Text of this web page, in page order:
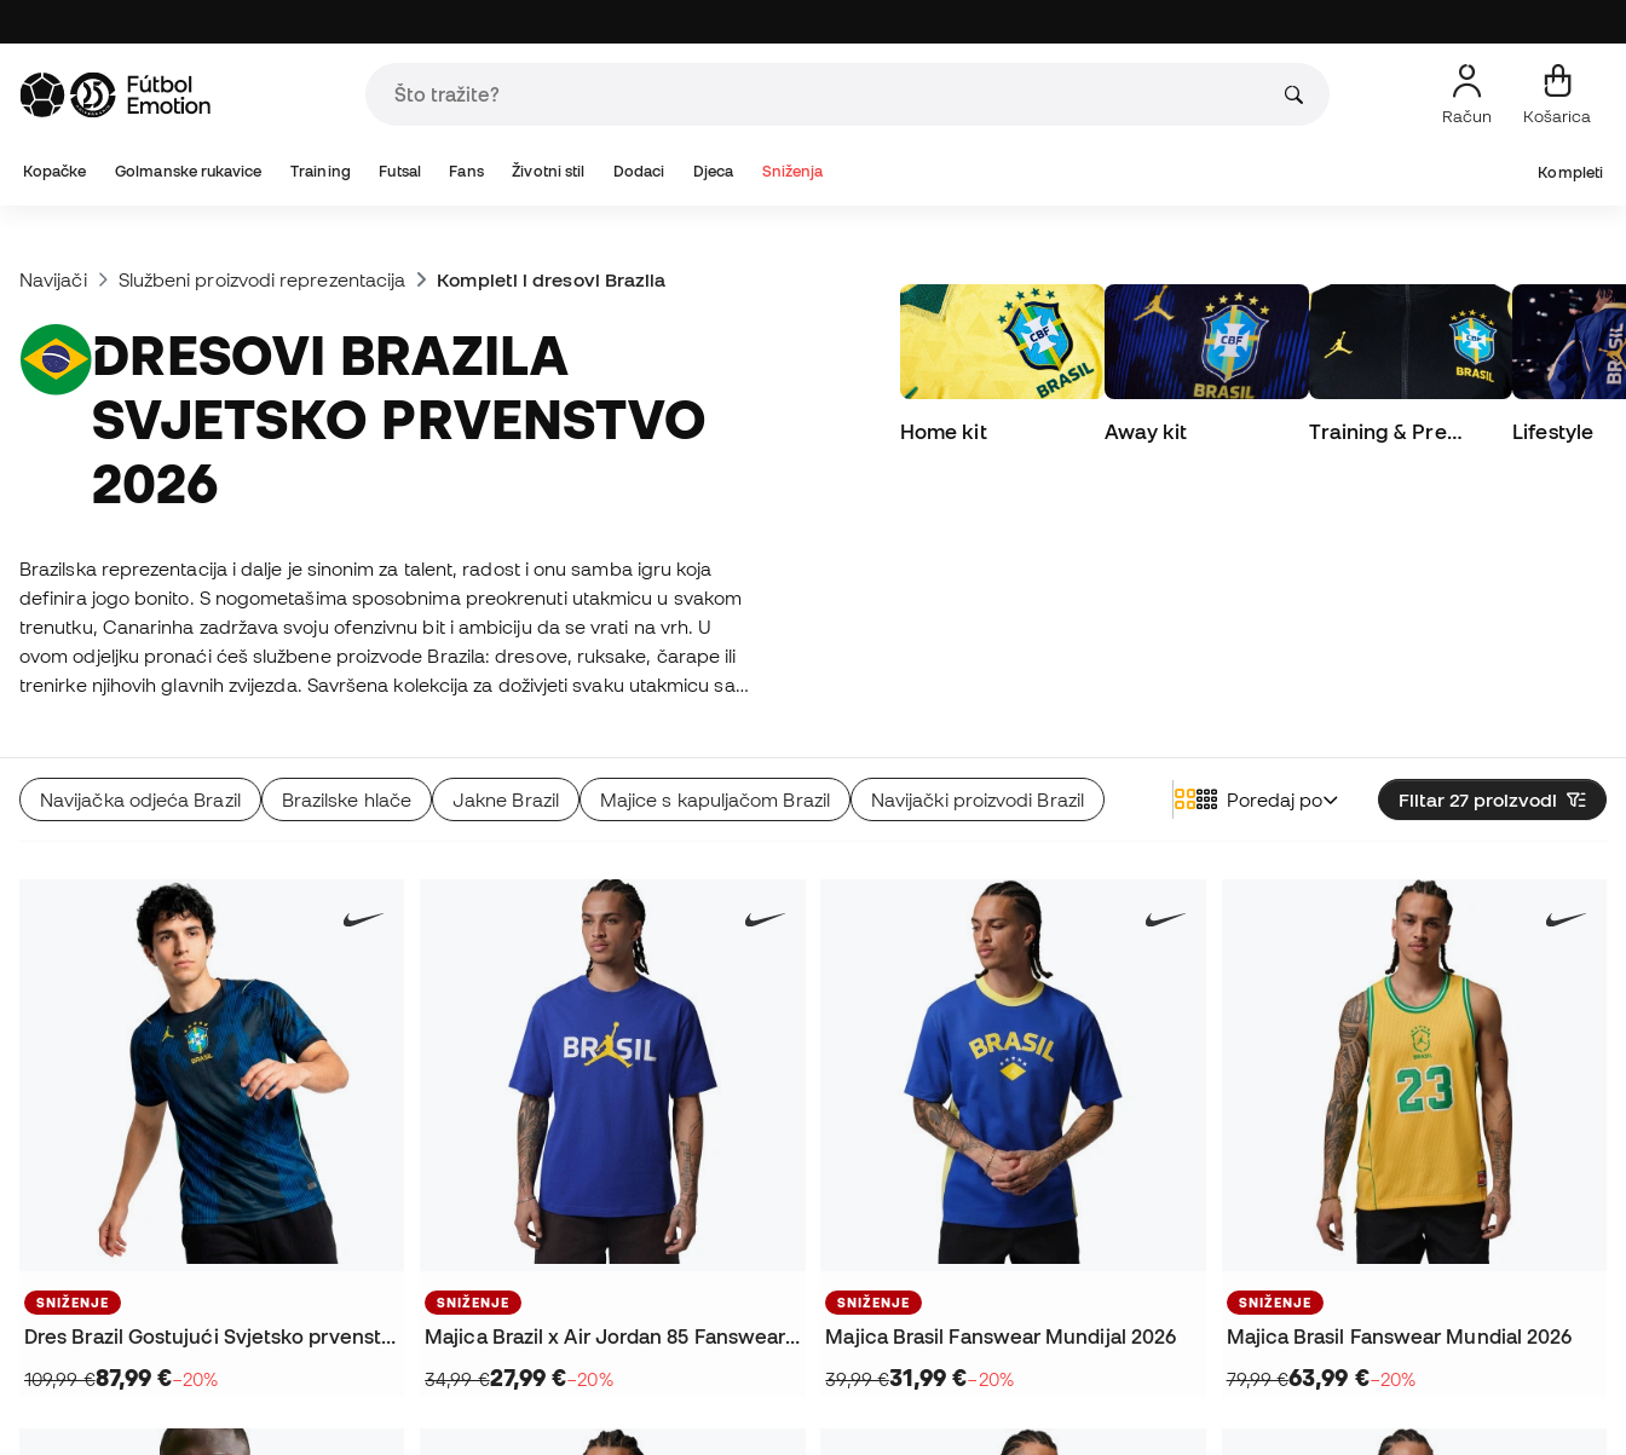
Račun Košarica
Kopačke Golmanske rukavice Training Futsal Fans Životni stil Dodaci Djeca Sniženja Kompleti
Navijači Službeni proizvodi reprezentacija Kompleti i dresovi Brazila
DRESOVI BRAZILA
SVJETSKO PRVENSTVO
2026
Brazilska reprezentacija i dalje je sinonim za talent, radost i onu samba igru koja
definira jogo bonito. S nogometašima sposobnima preokrenuti utakmicu u svakom
trenutku, Canarinha zadržava svoju ofenzivnu bit i ambiciju da se vrati na vrh. U
ovom odjeljku pronaći ćeš službene proizvode Brazila: dresove, ruksake, čarape ili
trenirke njihovih glavnih zvijezda. Savršena kolekcija za doživjeti svaku utakmicu sa
Home kit Away kit
Training & Pre
Lifestyle
Filtar 27 proizvodi
Poredaj po
Navijačka odjeća Brazil Brazilske hlače Jakne Brazil Majice s kapuljačom Brazil Navijački proizvodi Brazil
SNIŽENJE
Dres Brazil Gostujući Svjetsko prvenstvo 2026
109,99 €87,99 €−20%
SNIŽENJE
Majica Brazil x Air Jordan 85 Fanswear Svjetsko prvenstvo 2026
34,99 €27,99 €−20%
SNIŽENJE
Majica Brasil Fanswear Mundijal 2026
39,99 €31,99 €−20%
SNIŽENJE
Majica Brasil Fanswear Mundial 2026
79,99 €63,99 €−20%